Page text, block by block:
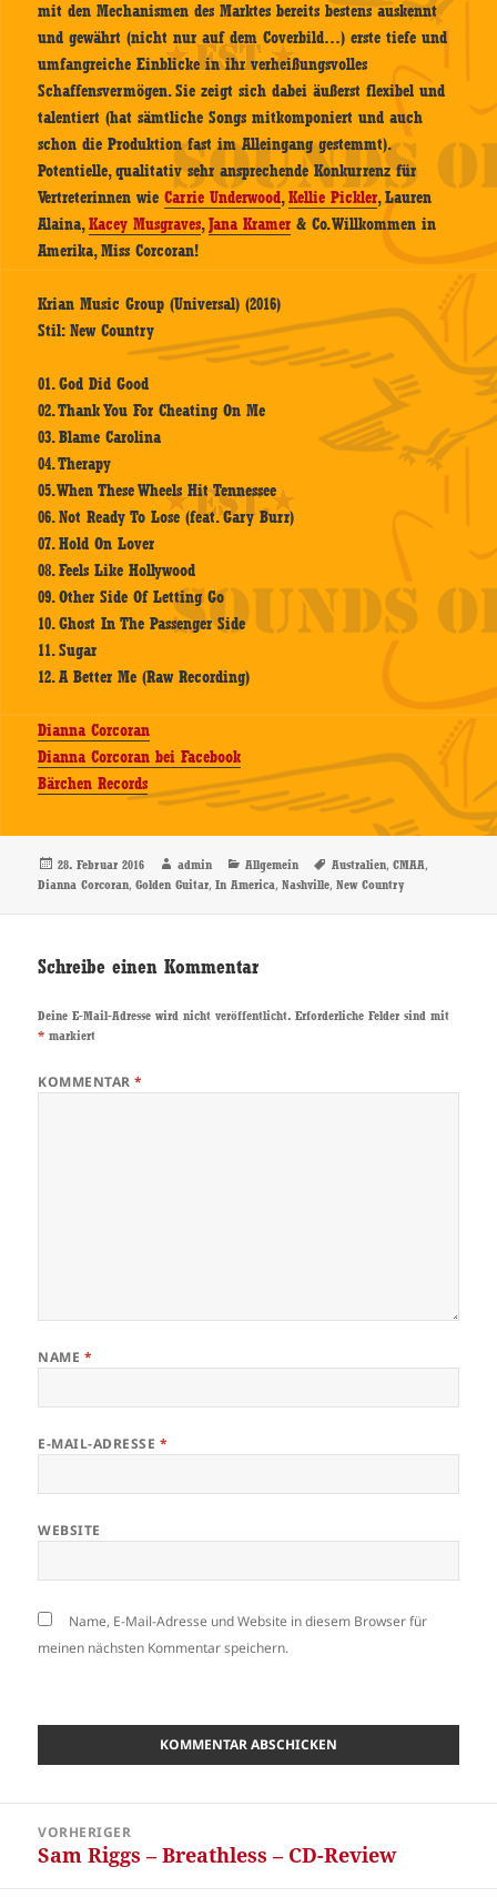
mit den Mechanismen des Marktes bereits bestens auskennt
und gewährt (nicht nur auf dem Coverbild…) erste tiefe und
umfangreiche Einblicke in ihr verheißungsvolles
Schaffensvermögen. Sie zeigt sich dabei äußerst flexibel und
talentiert (hat sämtliche Songs mitkomponiert und auch
schon die Produktion fast im Alleingang gestemmt).
Potentielle, qualitativ sehr ansprechende Konkurrenz für
Vertreterinnen wieCarrie Underwood,Kellie Pickler, Lauren
Alaina,Kacey Musgraves,Jana Kramer & Co. Willkommen in
Amerika, Miss Corcoran!
Krian Music Group (Universal) (2016)
Stil: New Country
01. God Did Good
02. Thank You For Cheating On Me
03. Blame Carolina
04. Therapy
05. When These Wheels Hit Tennessee
06. Not Ready To Lose (feat. Gary Burr)
07. Hold On Lover
08. Feels Like Hollywood
09. Other Side Of Letting Go
10. Ghost In The Passenger Side
11. Sugar
12. A Better Me (Raw Recording)
Dianna Corcoran
Dianna Corcoran bei Facebook
Bärchen Records
Veröffentlicht
am
28. Februar 2016 Autor
admin Kategorien
Allgemein Schlagwörter
Australien,CMAA,
Dianna Corcoran,Golden Guitar,In America,Nashville,New Country
Schreibe einen Kommentar
Deine E-Mail-Adresse wird nicht veröffentlicht. Erforderliche Felder sind mit
* markiert
KOMMENTAR*
NAME *
E-MAIL-ADRESSE *
WEBSITE
Name, E-Mail-Adresse und Website in diesem Browser für
meinen nächsten Kommentar speichern.
VORHERIGER
Vorheriger
Sam Riggs – Breathless – CD-Review